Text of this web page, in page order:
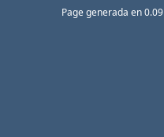
Page generada en